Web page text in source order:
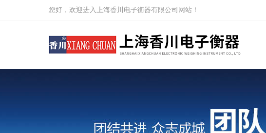
您好，欢迎进入上海香川电子衡器有限公司网站！